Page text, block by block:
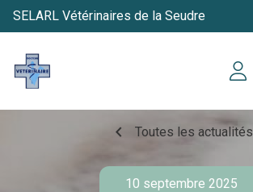
SELARL Vétérinaires de la Seudre
chevron_left Toutes les actualités
10 septembre 2025